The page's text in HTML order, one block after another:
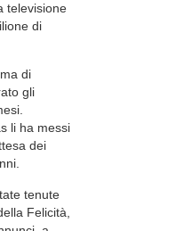
televisione
di
di
gli
li ha messi
dei
tenute
Felicità,